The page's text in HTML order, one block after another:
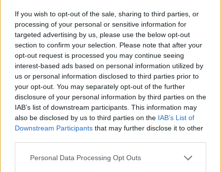
If you wish to opt-out of the sale, sharing to third parties, or
processing of your personal or sensitive information for
targeted advertising by us, please use the below opt-out
section to confirm your selection. Please note that after your
opt-out request is processed you may continue seeing
interest-based ads based on personal information utilized by
us or personal information disclosed to third parties prior to
your opt-out. You may separately opt-out of the further
disclosure of your personal information by third parties on the
IAB’s list of downstream participants. This information may
also be disclosed by us to third parties on the IAB’s List of
Downstream Participants that may further disclose it to other
Please note that this website/app uses one or more Google
Personal Data Processing Opt Outs